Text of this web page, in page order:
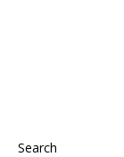
Search